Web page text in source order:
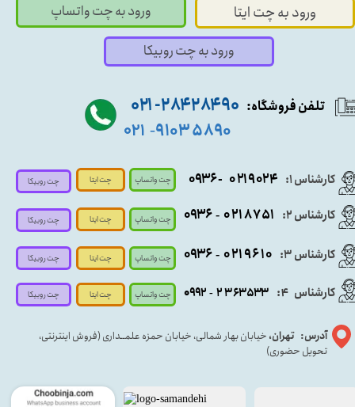
کارشناس ۱: ۰۲۱۹۰۲۴ - ۰۹۳۶
آدرس: تهران، خیابان بهار شمالی، خیابان حمزه علمــداری (فروش اینترنتی،
تحویل حضوری)
ورود به چت ایتا ورود به چت واتساپ
تلفن فروشگاه: ۹۰ ۲۸۴ ۲۸۴- ۰۲۱
۵۸۹۰ ۹۱۰۳ -۰۲۱
کارشناس ۳: ۰۲۱۹۶۱۰ -۰۹۳۶
کارشناس ۲: ۰۲۱۸۷۵۱ - ۰۹۳۶
ورود به چت روبیکا
کارشناس 4
: ۲۳۶۳۵۳۳ - ۰۹۹۲
چت واتساپ
چت واتساپ
چت واتساپ
چت واتساپ
چت ایتا
چت ایتا
چت ایتا
چت ایتا
چت روبیکا
چت روبیکا
چت روبیکا
چت روبیکا